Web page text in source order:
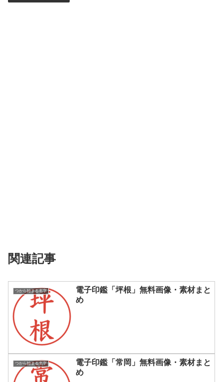
関連記事
つから始まる名字
電子印鑑「坪根」無料画像・素材まと
め
つから始まる名字
電子印鑑「常岡」無料画像・素材まと
め